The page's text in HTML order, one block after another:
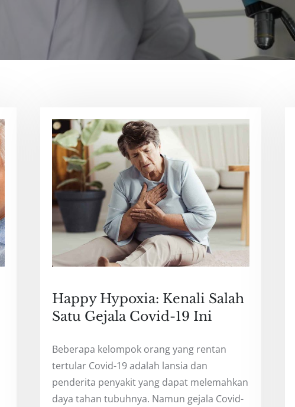
Happy Hypoxia: Kenali Salah
Satu Gejala Covid-19 Ini
Beberapa kelompok orang yang rentan
tertular Covid-19 adalah lansia dan
penderita penyakit yang dapat melemahkan
daya tahan tubuhnya. Namun gejala Covid-